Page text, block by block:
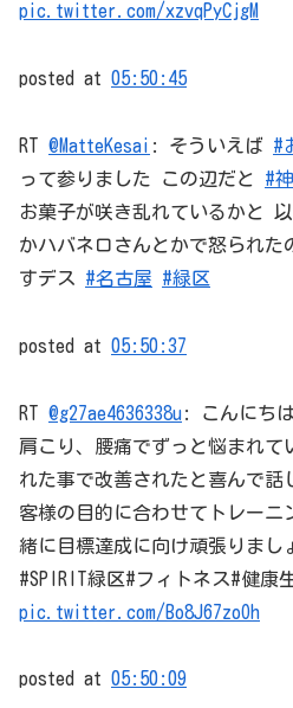
pic.twitter.com/xzvqPyCjgM
posted at 05:50:45
RT @MatteKesai : そういえば #
って参りました この辺だと #
お菓子が咲き乱れているかと
かハバネロさんとかで怒られた
すデス #名古屋 #緑区
posted at 05:50:37
RT @g27ae4636338u: こんにち
肩こり、腰痛でずっと悩まれて
れた事で改善されたと喜んで
客様の目的に合わせてトレー
緒に目標達成に向け頑張りまし
#SPIRIT緑区#フィトネス#健康
pic.twitter.com/Bo8J67zoOh
posted at 05:50:09